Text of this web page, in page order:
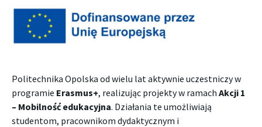
Politechnika Opolska od wielu lat aktywnie uczestniczy w
programie Erasmus+, realizując projekty w ramach Akcji 1
– Mobilność edukacyjna. Działania te umożliwiają
studentom, pracownikom dydaktycznym i